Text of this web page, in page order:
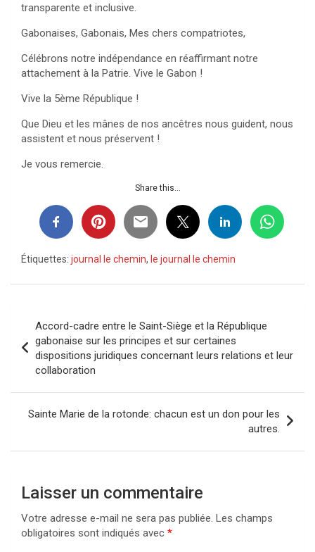
transparente et inclusive.
Gabonaises, Gabonais, Mes chers compatriotes,
Célébrons notre indépendance en réaffirmant notre
attachement à la Patrie. Vive le Gabon !
Vive la 5ème République !
Que Dieu et les mânes de nos ancêtres nous guident, nous
assistent et nous préservent !
Je vous remercie.
Share this...
Étiquettes: journal le chemin, le journal le chemin
de
l’article
Accord-cadre entre le Saint-Siège et la République
gabonaise sur les principes et sur certaines
dispositions juridiques concernant leurs relations et leur
collaboration
Sainte Marie de la rotonde: chacun est un don pour les
autres.
Laisser un commentaire
Votre adresse e-mail ne sera pas publiée. Les champs
obligatoires sont indiqués avec *